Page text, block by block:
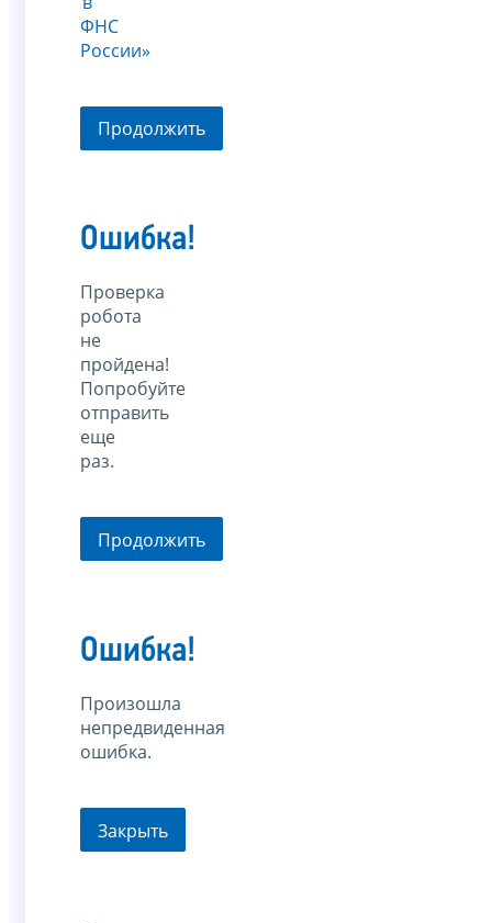
ФНС
России»
Продолжить
Ошибка!
Проверка
робота
не
пройдена!
Попробуйте
отправить
еще
раз.
Продолжить
Ошибка!
Произошла
непредвиденная
ошибка.
Закрыть